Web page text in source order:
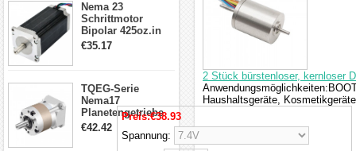
Nema 23
Schrittmotor
Bipolar 425oz.in
4.2A 57x57x114mm
€35.17
TQEG-Serie
Nema17
Planetengetriebe
5:1 Spiel 15Arc-
min für Nema 17
€42.42
2 Stück bürstenloser, kernloser
Haushaltsgeräte,
Preis:€38.93
Spannung: